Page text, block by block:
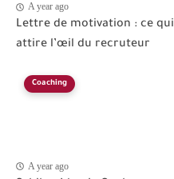
A year ago
Lettre de motivation : ce qui
attire l’œil du recruteur
Coaching
A year ago